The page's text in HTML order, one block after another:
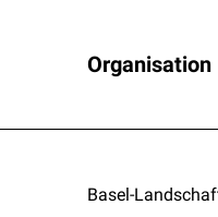
Organisation
Basel-